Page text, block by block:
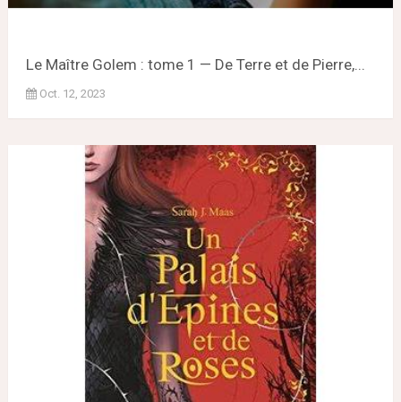
Le Maître Golem : tome 1 — De Terre et de Pierre,...
Oct. 12, 2023